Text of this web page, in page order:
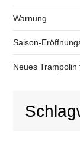
Warnung
Saison-
Neues